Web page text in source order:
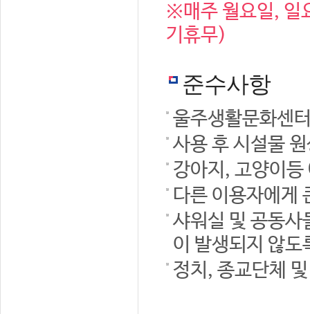
※매주 월요일, 일
기휴무)
준수사항
울주생활문화센
사용 후 시설물
강아지, 고양이
다른 이용자에게
샤워실 및 공동사
이 발생되지 않도
정치, 종교단체